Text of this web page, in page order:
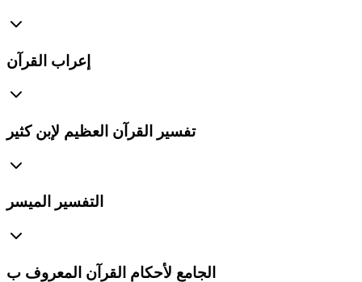
إعراب القرآن
تفسير القرآن العظيم لإبن كثير
التفسير الميسر
الجامع لأحكام القرآن المعروف ب